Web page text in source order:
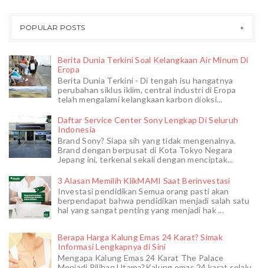
POPULAR POSTS
Berita Dunia Terkini Soal Kelangkaan Air Minum Di
Eropa
Berita Dunia Terkini - Di tengah isu hangatnya
perubahan siklus iklim, central industri di Eropa
telah mengalami kelangkaan karbon dioksi...
Daftar Service Center Sony Lengkap Di Seluruh
Indonesia
Brand Sony? Siapa sih yang tidak mengenalnya.
Brand dengan berpusat di Kota Tokyo Negara
Jepang ini, terkenal sekali dengan menciptak...
3 Alasan Memilih KlikMAMI Saat Berinvestasi
Investasi pendidikan Semua orang pasti akan
berpendapat bahwa pendidikan menjadi salah satu
hal yang sangat penting yang menjadi hak ...
Berapa Harga Kalung Emas 24 Karat? Simak
Informasi Lengkapnya di Sini
Mengapa Kalung Emas 24 Karat The Palace